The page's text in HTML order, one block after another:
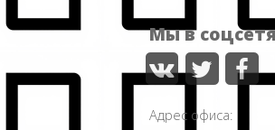
Мы в
Адрес офиса: